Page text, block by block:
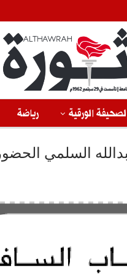
الورقية رياضة
السلمي